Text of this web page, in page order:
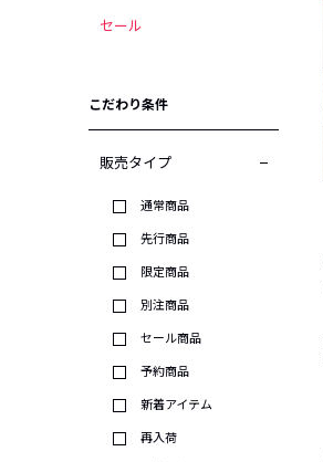
セール
こだわり条件
販売タイプ
通常商品
先行商品
限定商品
別注商品
セール商品
予約商品
新着アイテム
再入荷